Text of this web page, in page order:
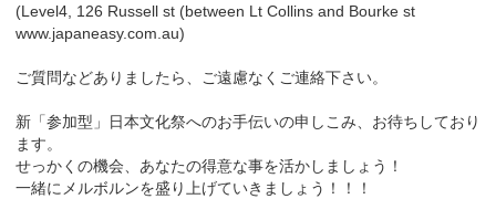
(Level4, 126 Russell st (between Lt Collins and Bourke st
www.japaneasy.com.au)
ご質問などありましたら、ご遠慮なくご連絡下さい。
新「参加型」日本文化祭へのお手伝いの申しこみ、お待ちしており
ます。
せっかくの機会、あなたの得意な事を活かしましょう！
一緒にメルボルンを盛り上げていきましょう！！！